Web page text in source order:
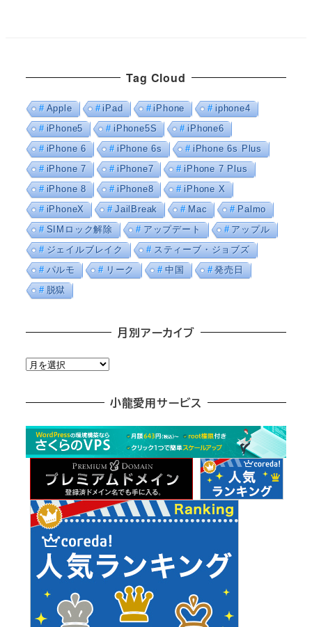
Tag Cloud
Apple iPad iPhone
iphone4
iPhone5
iPhone5S
iPhone6
iPhone 6
iPhone 6s
iPhone 6s Plus
iPhone 7
iPhone7
iPhone 7 Plus
iPhone 8
iPhone8
iPhone X
iPhoneX
JailBreak Mac
Palmo
SIMロック解除
アップデート
アップル
ジェイルブレイク
スティーブ・ジョブズ
パルモ
リーク 中国
発売日
脱獄
月別アーカイブ
月
カ
小龍愛用サービス